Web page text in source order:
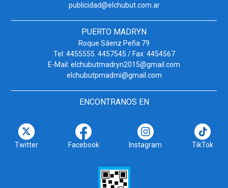
publicidad@elchubut.com.ar
PUERTO MADRYN
Roque Sáenz Peña 79
Tel: 4455555. 4457545 / Fax: 4454567
E-Mail: elchubutmadryn2015@gmail.com
elchubutpmadmi@gmail.com
ENCONTRANOS EN
Twitter Facebook Instagram TikTok